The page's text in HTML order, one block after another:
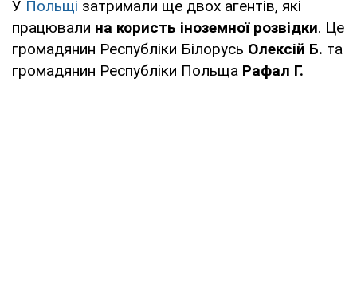
У Польщі затримали ще двох агентів, які
працювали на користь іноземної розвідки. Це
громадянин Республіки Білорусь Олексій Б. та
громадянин Республіки Польща Рафал Г.